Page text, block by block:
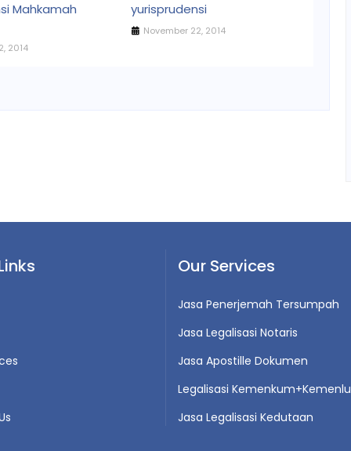
Mahkamah
2014
yurisprudensi
November 22, 2014
Our Services
Jasa Penerjemah Tersumpah
Jasa Legalisasi Notaris
Jasa Apostille Dokumen
Legalisasi Kemenkum+Kemenlu
Jasa Legalisasi Kedutaan